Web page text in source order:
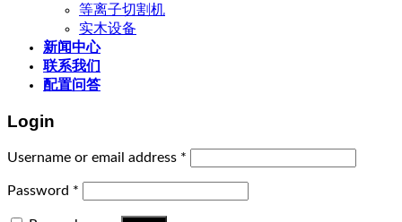
等离子切割机
实木设备
新闻中心
联系我们
配置问答
Login
Username or email address *
Password *